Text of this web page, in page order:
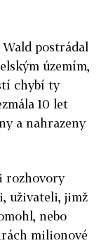
postrádal
územím,
chybí ty
10 let
a nahrazeny
rozhovory
uživateli, jimž
nebo
milionové